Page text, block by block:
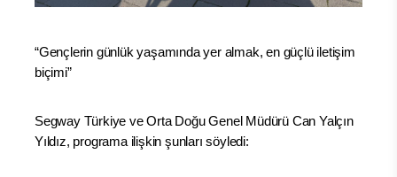
“Gençlerin günlük yaşamında yer almak, en güçlü iletişim
biçimi”
Segway Türkiye ve Orta Doğu Genel Müdürü Can Yalçın
Yıldız, programa ilişkin şunları söyledi: